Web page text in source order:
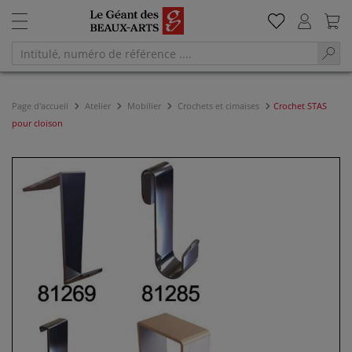
Page d'accueil Atelier Mobilier Crochets et cimaises
Crochet STAS
pour cloison